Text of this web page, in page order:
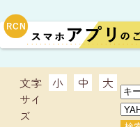
文字
サイ
ズ
小 中 大